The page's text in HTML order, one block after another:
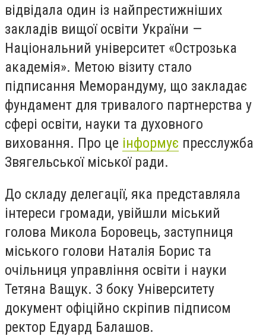
відвідала один із найпрестижніших
закладів вищої освіти України —
Національний університет «Острозька
академія». Метою візиту стало
підписання Меморандуму, що закладає
фундамент для тривалого партнерства у
сфері освіти, науки та духовного
виховання. Про це інформує пресслужба
Звягельської міської ради.
До складу делегації, яка представляла
інтереси громади, увійшли міський
голова Микола Боровець, заступниця
міського голови Наталія Борис та
очільниця управління освіти і науки
Тетяна Ващук. З боку Університету
документ офіційно скріпив підписом
ректор Едуард Балашов.